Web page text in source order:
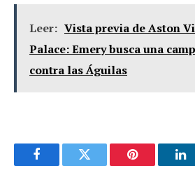
Leer: Vista previa de Aston
Palace: Emery busca una
contra las Águilas
FacebookTwitter Pinterest